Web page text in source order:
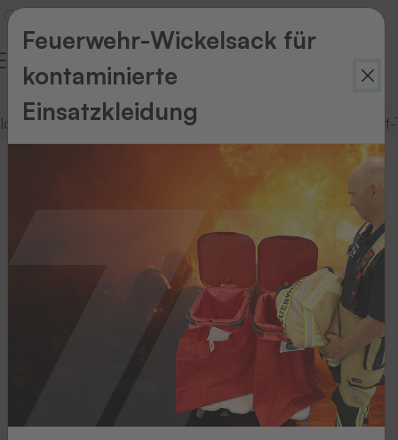
Wäschesortiersysteme
Wäschesortiersysteme
Zum Produkt
Feuerwehr-Wickelsack für
kontaminierte
Einsatzkleidung